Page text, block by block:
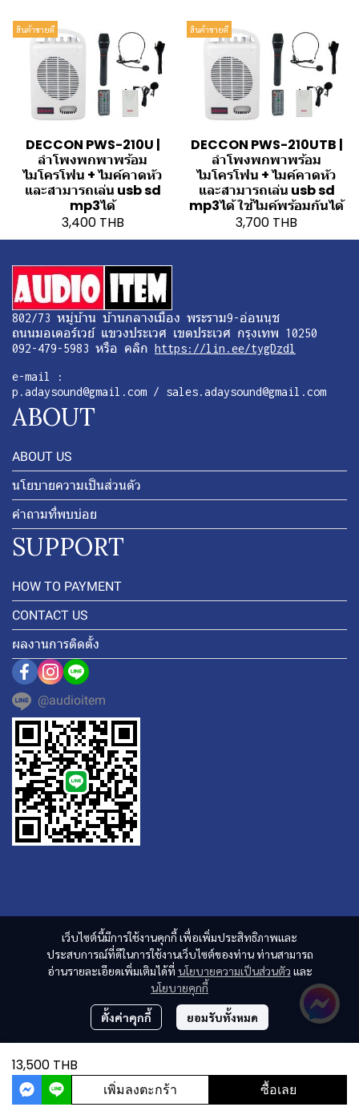
สินค้าขายดี
DECCON PWS-210U |
ลำโพงพกพาพร้อม
ไมโครโฟน + ไมค์คาดหัว
และสามารถเล่น usb sd
mp3ได้
3,400 THB
สินค้าขายดี
DECCON PWS-210UTB |
ลำโพงพกพาพร้อม
ไมโครโฟน + ไมค์คาดหัว
และสามารถเล่น usb sd
mp3ได้ ใช้ไมค์พร้อมกันได้
3,700 THB
13,500 THB
เพิ่มลงตะกร้า ซื้อเลย
เว็บไซต์นี้มีการใช้งานคุกกี้ เพื่อเพิ่มประสิทธิภาพและ
ประสบการณ์ที่ดีในการใช้งานเว็บไซต์ของท่าน ท่านสามารถ
อ่านรายละเอียดเพิ่มเติมได้ที่ นโยบายความเป็นส่วนตัว และ
นโยบายคุกกี้
ตั้งค่าคุกกี้ ยอมรับทั้งหมด
802/73 หมู่บ้าน บ้านกลางเมือง พระราม9-อ่อนนุช
ถนนมอเตอร์เวย์ แขวงประเวศ เขตประเวศ กรุงเทพ 10250
092-479-5983 หรือ คลิก https://lin.ee/tygDzdl
e-mail :
p.adaysound@gmail.com / sales.adaysound@gmail.com
ABOUT
ABOUT US
นโยบายความเป็นส่วนตัว
คำถามที่พบบ่อย
SUPPORT
HOW TO PAYMENT
CONTACT US
ผลงานการติดตั้ง
@audioitem
ผู้เข้าชมวันนี้